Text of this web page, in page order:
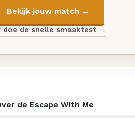
Bekijk jouw match →
doe de snelle smaaktest →
de Escape With Me